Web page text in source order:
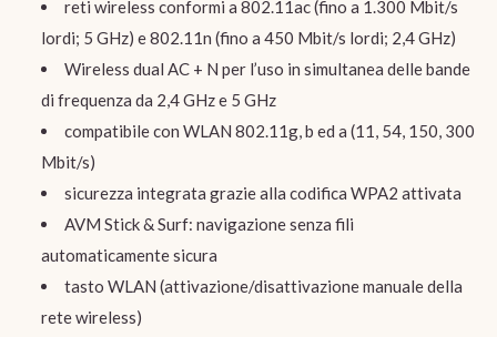
reti wireless conformi a 802.11ac (fino a 1.300 Mbit/s
lordi; 5 GHz) e 802.11n (fino a 450 Mbit/s lordi; 2,4 GHz)
Wireless dual AC + N per l’uso in simultanea delle bande
di frequenza da 2,4 GHz e 5 GHz
compatibile con WLAN 802.11g, b ed a (11, 54, 150, 300
Mbit/s)
sicurezza integrata grazie alla codifica WPA2 attivata
AVM Stick & Surf: navigazione senza fili
automaticamente sicura
tasto WLAN (attivazione/disattivazione manuale della
rete wireless)